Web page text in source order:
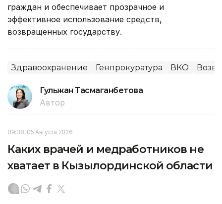
граждан и обеспечивает прозрачное и
эффективное использование средств,
возвращенных государству.
Здравоохранение Генпрокуратура ВКО
Гульжан Тасмаганбетова
Автор
09:38, 05 Августа 2026
Каких врачей и медработников не
хватает в Кызылординской области